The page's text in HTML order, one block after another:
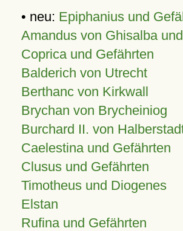
• neu: Epiphanius und
Amandus von Ghisalba
Coprica und Gefährten
Balderich von Utrecht
Berthanc von Kirkwall
Brychan von Brycheiniog
Burchard II. von
Caelestina und Gefährten
Clusus und Gefährten
Timotheus und Diogenes
Elstan
Rufina und Gefährten